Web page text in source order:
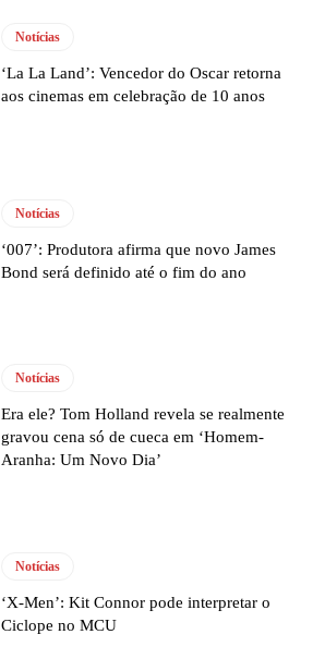
Notícias
‘La La Land’: Vencedor do Oscar retorna
aos cinemas em celebração de 10 anos
Notícias
‘007’: Produtora afirma que novo James
Bond será definido até o fim do ano
Notícias
Era ele? Tom Holland revela se realmente
gravou cena só de cueca em ‘Homem-
Aranha: Um Novo Dia’
Notícias
‘X-Men’: Kit Connor pode interpretar o
Ciclope no MCU